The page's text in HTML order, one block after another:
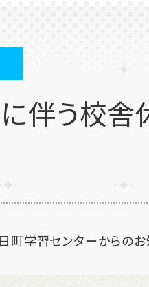
に伴う校
町学習センターからのお